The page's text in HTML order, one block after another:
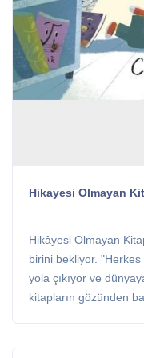
Hikayesi Olmayan
Hikâyesi Olmayan
birini bekliyor.
yola çıkıyor ve
kitapların gözünden